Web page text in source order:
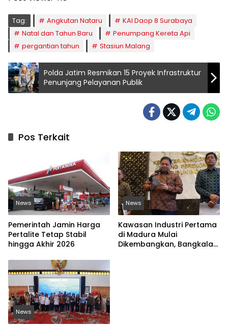
Tag: Angkutan Nataru
KAI Daop 8 Surabaya
Natal dan Tahun Baru
Penumpang Kereta Api
pergantian tahun
Stasiun Malang
Polda Jatim Resmikan 15 Proyek Infrastruktur
Penunjang Pelayanan Publik
Pos Terkait
News
Pemerintah Jamin Harga
Pertalite Tetap Stabil
hingga Akhir 2026
News
Kawasan Industri Pertama
di Madura Mulai
Dikembangkan, Bangkalan
News